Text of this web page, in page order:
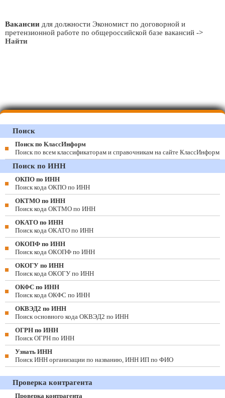
Вакансии для должности Экономист по договорной и
претензионной работе по общероссийской базе вакансий ->
Найти
Поиск
Поиск по КлассИнформ
Поиск по всем классификаторам и справочникам на сайте КлассИнформ
Поиск по ИНН
ОКПО по ИНН
Поиск кода ОКПО по ИНН
ОКТМО по ИНН
Поиск кода ОКТМО по ИНН
ОКАТО по ИНН
Поиск кода ОКАТО по ИНН
ОКОПФ по ИНН
Поиск кода ОКОПФ по ИНН
ОКОГУ по ИНН
Поиск кода ОКОГУ по ИНН
ОКФС по ИНН
Поиск кода ОКФС по ИНН
ОКВЭД2 по ИНН
Поиск основного кода ОКВЭД2 по ИНН
ОГРН по ИНН
Поиск ОГРН по ИНН
Узнать ИНН
Поиск ИНН организации по названию, ИНН ИП по ФИО
Проверка контрагента
Проверка контрагента